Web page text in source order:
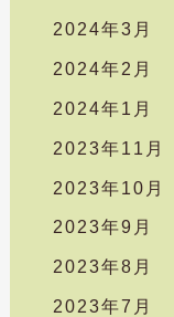
2024年3月
2024年2月
2024年1月
2023年11月
2023年10月
2023年9月
2023年8月
2023年7月